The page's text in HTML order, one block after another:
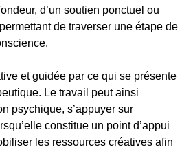
d’un soutien ponctuel ou
de traverser une étape de
et guidée par ce qui se présente
Le travail peut ainsi
psychique, s’appuyer sur
constitue un point d’appui
les ressources créatives afin